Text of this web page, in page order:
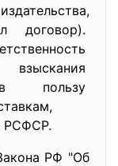
договор).
пользу
РСФСР.
РФ "Об